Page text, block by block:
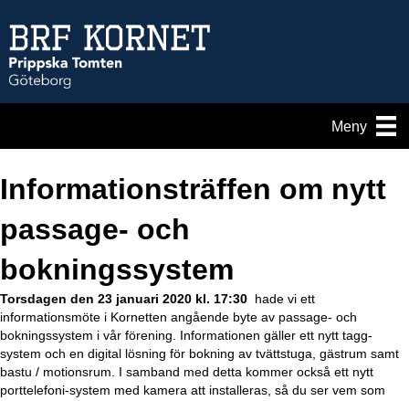
Meny
Informationsträffen om nytt
passage- och
bokningssystem
Torsdagen den 23 januari 2020 kl. 17:30 hade vi ett
informationsmöte i Kornetten angående byte av passage- och
bokningssystem i vår förening. Informationen gäller ett nytt tagg-
system och en digital lösning för bokning av tvättstuga, gästrum samt
bastu / motionsrum. I samband med detta kommer också ett nytt
porttelefoni-system med kamera att installeras, så du ser vem som